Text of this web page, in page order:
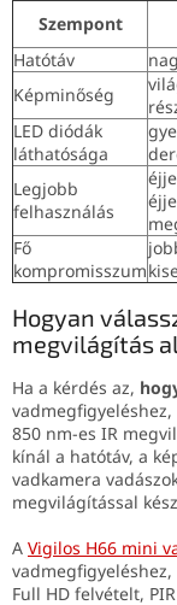
Szempont
Hatótáv
Képminőség
LED diódák
láthatósága
Legjobb
felhasználás
Fő
kompromisszum
Hogyan
megvilágítás
Ha a kérdés az,
850 nm-es IR
kínál a hatótáv, a
vadkamera
megvilágítással
A Vigilos H66 mini
Full HD felvételt,